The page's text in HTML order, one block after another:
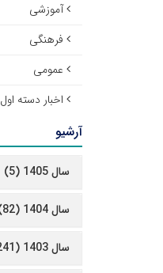
آموزشی
فرهنگی
عمومی
اخبار دسته اول
آرشیو
سال 1405 (5)
سال 1404 (82)
سال 1403 (241)